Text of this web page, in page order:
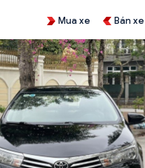
Mua xe Bán xe